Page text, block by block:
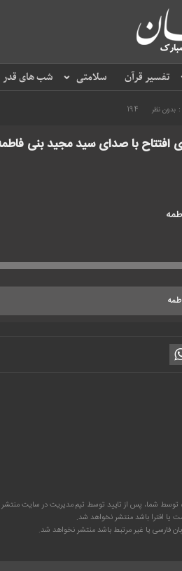
تفسیر قرآن سلامتی شب های قدر
بدون نظر
افتتاح با صدای سید مجید بنی
توسط شما، پس از تایید توسط تیم مدیریت در سایت
یا افترا باشد منتشر نخواهد شد.
فارسی یا غیر مرتبط باشد منتشر نخواهد شد.